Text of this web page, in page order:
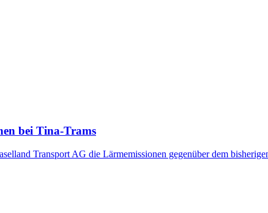
bei Tina-Trams
Transport AG die Lärmemissionen gegenüber dem